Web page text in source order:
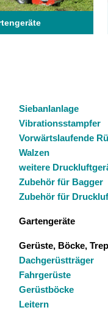
Siebanlanlage
Vibrationsstampfer
Vorwärtslaufende
Walzen
weitere
Zubehör für Bagger
Zubehör für
Gartengeräte
Gerüste, Böcke,
Dachgerüstträger
Fahrgerüste
Gerüstböcke
Leitern